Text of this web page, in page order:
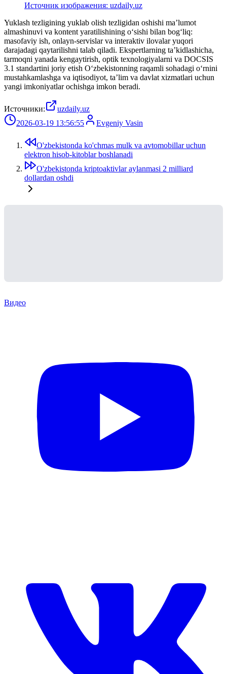
Источник изображения: uzdaily.uz
Yuklash tezligining yuklab olish tezligidan oshishi ma’lumot
almashinuvi va kontent yaratilishining o‘sishi bilan bog‘liq:
masofaviy ish, onlayn-servislar va interaktiv ilovalar yuqori
darajadagi qaytarilishni talab qiladi. Ekspertlarning ta’kidlashicha,
tarmoqni yanada kengaytirish, optik texnologiyalarni va DOCSIS
3.1 standartini joriy etish O‘zbekistonning raqamli sohadagi o‘rnini
mustahkamlashga va iqtisodiyot, ta’lim va davlat xizmatlari uchun
yangi imkoniyatlar ochishga imkon beradi.
Источники:
uzdaily.uz
2026-03-19 13:56:55
Evgeniy Vasin
O'zbekistonda ko'chmas mulk va avtomobillar uchun
elektron hisob-kitoblar boshlanadi
O'zbekistonda kriptoaktivlar aylanmasi 2 milliard
dollardan oshdi
Видео